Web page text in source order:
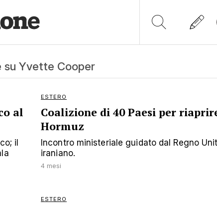
su Yvette Cooper
al
il
ESTERO
Coalizione di 40 Paesi per
Hormuz
Incontro ministeriale guidato dal Regno
iraniano.
4 mesi
ESTERO